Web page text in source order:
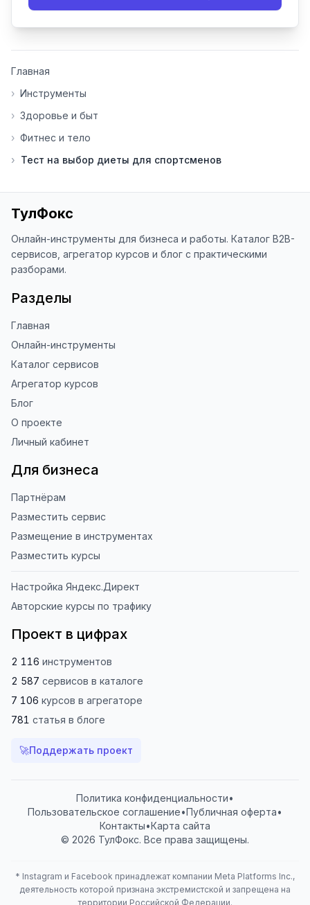
инструменты нуждаются в доработке.
основе вашей обратной связи.
благодарен за отзыв о сайте в
наши инструменты!
Благодарю за доверие и
использование ToolFox! 🚀
Главная
› Инструменты
› Здоровье и быт
› Фитнес и тело
› Тест на выбор диеты для спортсменов
ТулФокс
Онлайн-инструменты для бизнеса и работы. Каталог B2B-
сервисов, агрегатор курсов и блог с практическими
разборами.
Разделы
Главная
Онлайн-инструменты
Каталог сервисов
Агрегатор курсов
Блог
О проекте
Личный кабинет
Для бизнеса
Партнёрам
Разместить сервис
Размещение в инструментах
Разместить курсы
Настройка Яндекс.Директ
Авторские курсы по трафику
Проект в цифрах
2 116 инструментов
2 587 сервисов в каталоге
7 106 курсов в агрегаторе
781 статья в блоге
🚀Поддержать проект
Политика конфиденциальности•
Пользовательское соглашение•Публичная оферта•
Контакты•Карта сайта
© 2026 ТулФокс. Все права защищены.
* Instagram и Facebook принадлежат компании Meta Platforms Inc.,
деятельность которой признана экстремистской и запрещена на
территории Российской Федерации.